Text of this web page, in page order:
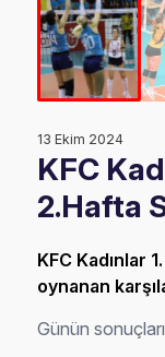
13 Ekim 2024
KFC
2.Hafta
KFC Kadınlar
oynanan
Günün